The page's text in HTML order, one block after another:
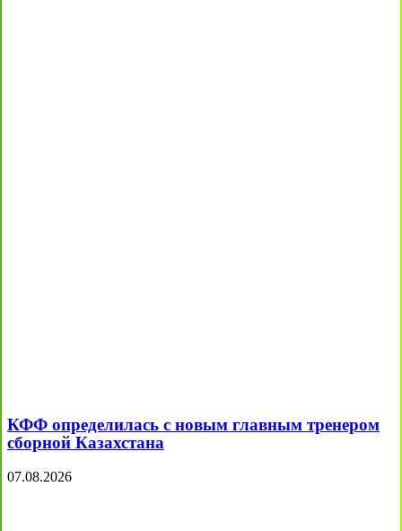
КФФ определилась с новым главным тренером
сборной Казахстана
07.08.2026